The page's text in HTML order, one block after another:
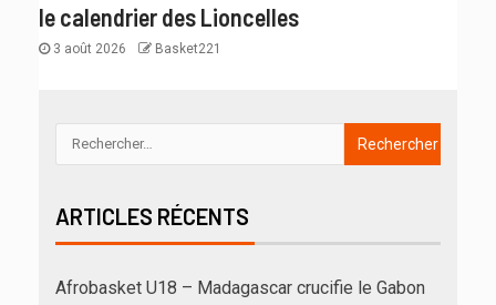
le calendrier des Lioncelles
3 août 2026 Basket221
ARTICLES RÉCENTS
Afrobasket U18 – Madagascar crucifie le Gabon